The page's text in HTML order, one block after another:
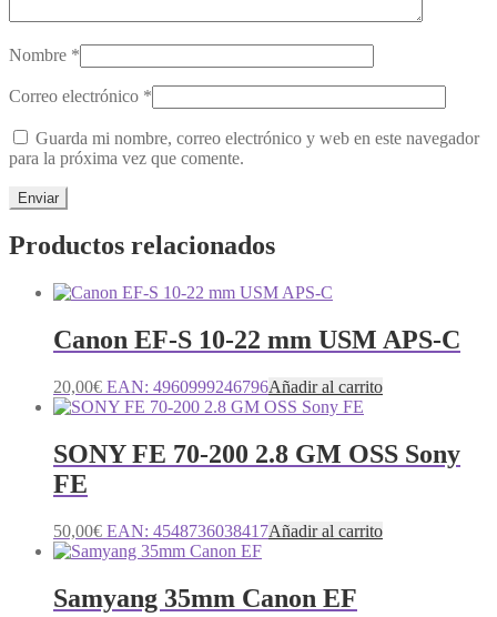
Nombre *
Correo electrónico *
Guarda mi nombre, correo electrónico y web en este navegador
para la próxima vez que comente.
Productos relacionados
Canon EF-S 10-22 mm USM APS-C
20,00€ EAN: 4960999246796Añadir al carrito
SONY FE 70-200 2.8 GM OSS Sony
FE
50,00€ EAN: 4548736038417Añadir al carrito
Samyang 35mm Canon EF